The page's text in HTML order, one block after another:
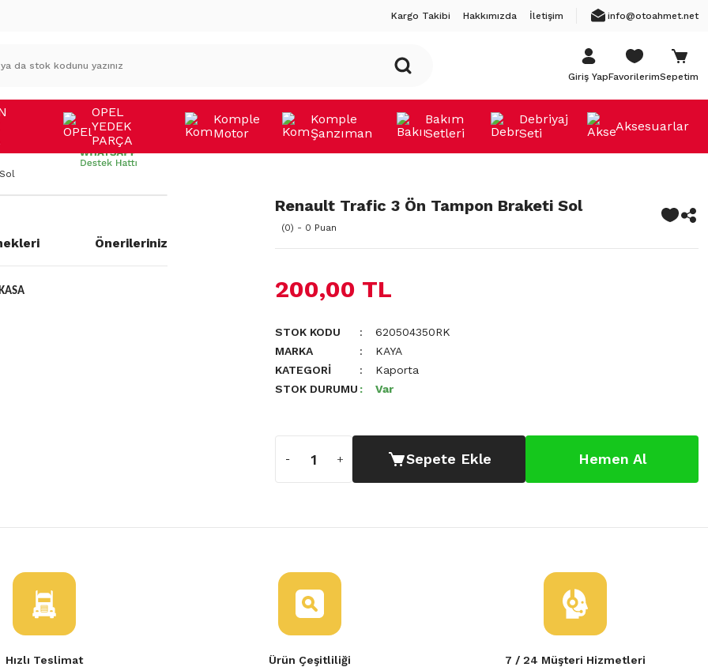
Kargo Takibi Hakkımızda İletişim info@otoahmet.net
Giriş YapFavorilerimSepetim
OPEL
YEDEK
PARÇA
Komple
Motor
Komple
Şanzıman
Bakım
Setleri
Debriyaj
Seti
Aksesuarlar
Önerileriniz
Renault Trafic 3 Ön Tampon Braketi Sol
(0) - 0 Puan
200,00 TL
STOK KODU
620504350RK
MARKA
KAYA
KATEGORI
Kaporta
STOK DURUMU
Var
Sepete Ekle Hemen Al
Hızlı Teslimat Ürün Çeşitliliği 7 / 24 Müşteri Hizmetleri